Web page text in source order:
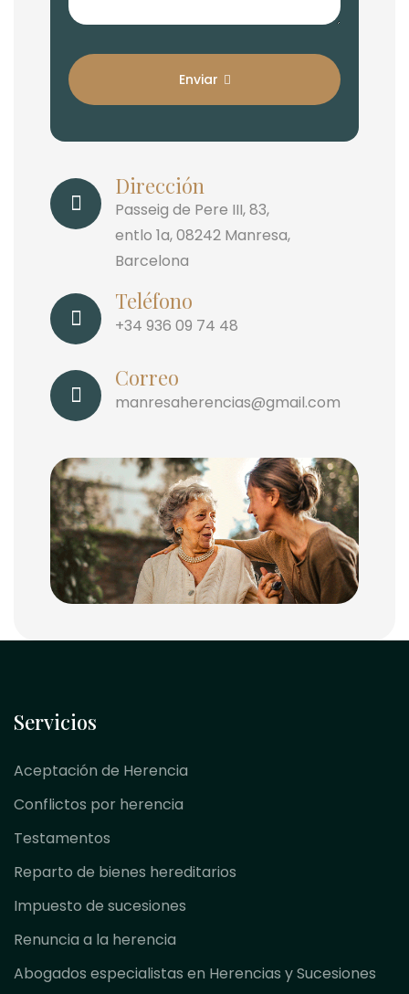
Enviar
Dirección
Passeig de Pere III, 83,
entlo 1a, 08242 Manresa,
Barcelona
Teléfono
+34 936 09 74 48
Correo
manresaherencias@gmail.com
Servicios
Aceptación de Herencia
Conflictos por herencia
Testamentos
Reparto de bienes hereditarios
Impuesto de sucesiones
Renuncia a la herencia
Abogados especialistas en Herencias y Sucesiones